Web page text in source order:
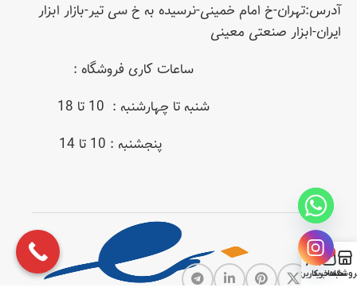
آدرس:تهران-خ امام خمینی-نرسیده به خ سی تیر-بازار ابزار
ایران-ابزار صنعتی معینی
ساعات کاری فروشگاه :
شنبه تا چهارشنبه : 10 تا 18
پنجشنبه : 10 تا 14
0
سبد خرید
حساب کاربری من